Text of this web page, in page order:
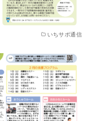
いちサポ通信